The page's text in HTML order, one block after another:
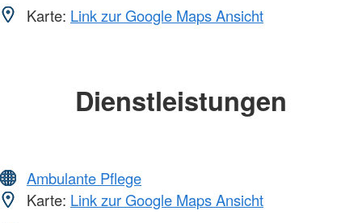
Karte: Link zur Google Maps Ansicht
Dienstleistungen
Ambulante Pflege
Karte: Link zur Google Maps Ansicht